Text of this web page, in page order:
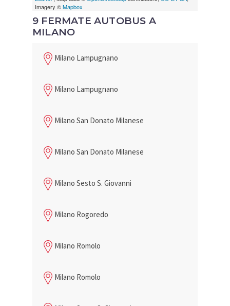
Imagery ©Mapbox
9 FERMATE AUTOBUS A
MILANO
Milano Lampugnano
Milano Lampugnano
Milano San Donato Milanese
Milano San Donato Milanese
Milano Sesto S. Giovanni
Milano Rogoredo
Milano Romolo
Milano Romolo